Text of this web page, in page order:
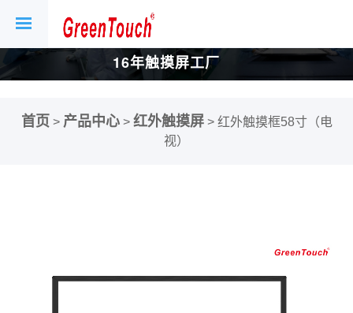
16年触摸屏工厂
首页 > 产品中心> 红外触摸屏> 红外触摸框58寸（电
视）